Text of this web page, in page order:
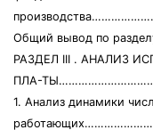
Общий вывод по
РАЗДЕЛ III . АНАЛИЗ
ПЛА-
1. Анализ динамики